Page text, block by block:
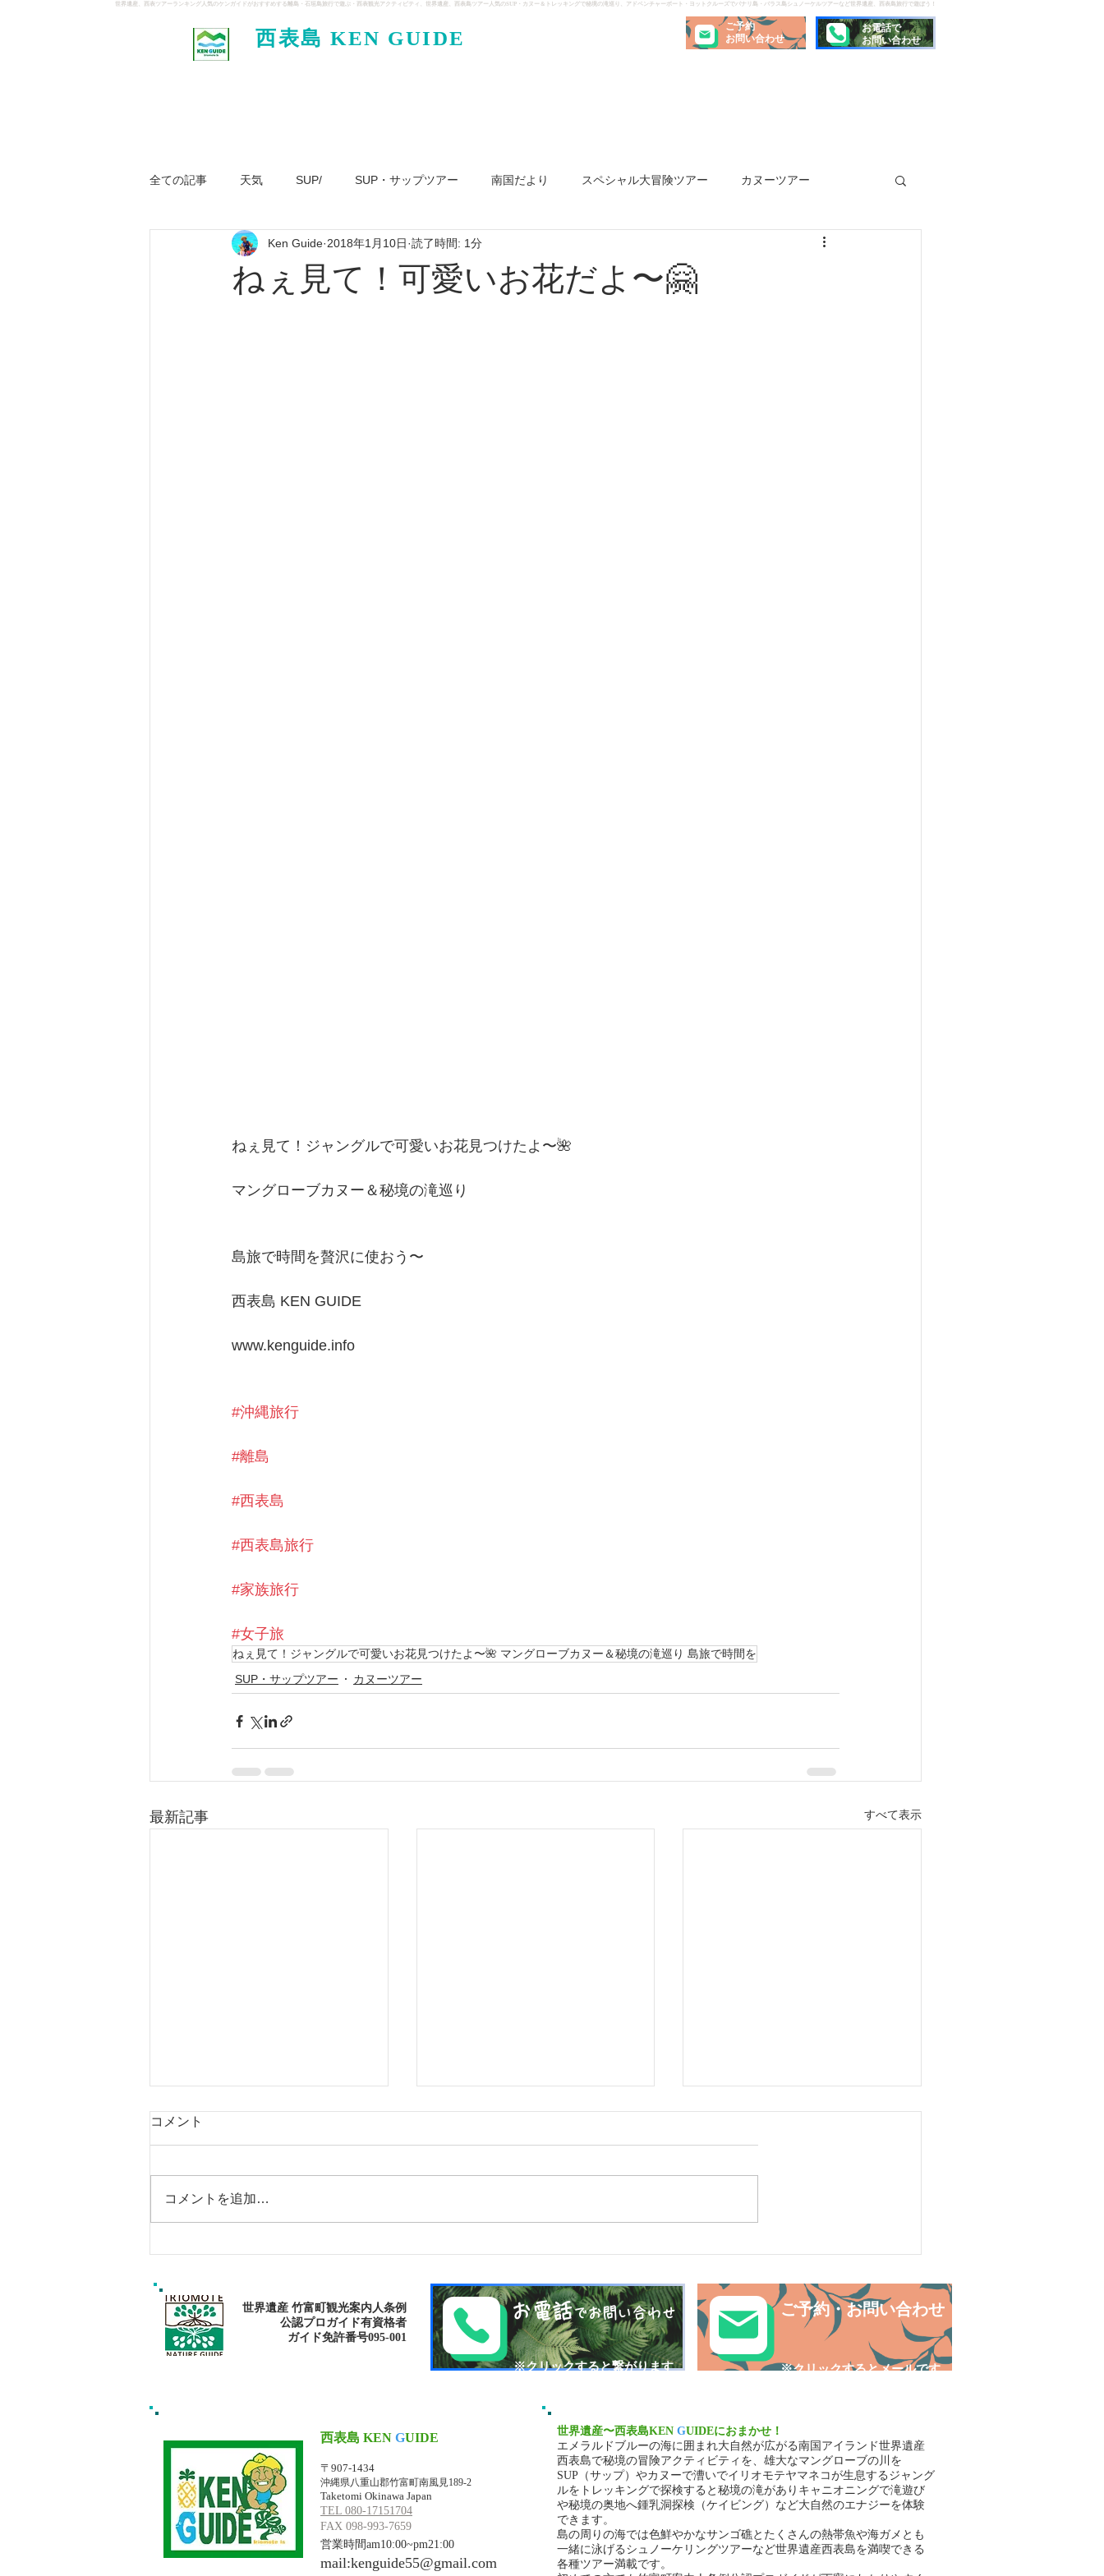
世界遺産、西表ツアーランキング人気のケンガイドがおすすめする離島・石垣島旅行で遊ぶ・西表観光アクティビティ、世界遺産、西表島ツアー人気のSUP・カヌー＆トレッキングで秘境の滝巡り、アドベンチャーボート・ヨットクルーズでパナリ島・バラス島シュノーケルツアーなど世界遺産、西表島旅行で遊ぼう！
西表島 KEN GUIDE
ご予約
お問い合わせ
お電話で
お問い合わせ
全ての記事 天気 SUP/ SUP・サップツアー 南国だより スペシャル大冒険ツアー カヌーツアー
ジャングル大冒険ツアー パナリ島 ヨット
ねぇ見て！可愛いお花だよ〜🤗
Ken Guide 2018年1月10日 読了時間: 1分
ねぇ見て！ジャングルで可愛いお花見つけたよ〜🌺
マングローブカヌー＆秘境の滝巡り
島旅で時間を贅沢に使おう〜
西表島 KEN GUIDE
www.kenguide.info
#沖縄旅行
#離島
#西表島
#西表島旅行
#家族旅行
#女子旅
ねぇ見て！ジャングルで可愛いお花見つけたよ〜🌺 マングローブカヌー＆秘境の滝巡り 島旅で時間を
SUP・サップツアー
カヌーツアー
最新記事 すべて表示
コメント
コメントを追加…
世界遺産 竹富町観光案内人条例
公認プロガイド有資格者
​ガイド免許番号095-001​​
お電話でお問い合わせ
​※クリックすると繋がります
ご予約・お問い合わせ
​※クリックするとメールです
西表島 KEN GUIDE
〒907-1434
沖縄県八重山郡竹富町南風見189-2
Taketomi Okinawa Japan
TEL 080-17151704
FAX 098-993-7659
営業時間am10:00~pm21:00
mail:kenguide55@gmail.com
世界遺産〜西表島KEN GUIDEにおまかせ！
エメラルドブルーの海に囲まれ大自然が広がる南国アイランド世界遺産
西表島で秘境の冒険アクティビティを、雄大なマングローブの川を
SUP（サップ）やカヌーで漕いでイリオモテヤマネコが生息するジャング
ルをトレッキングで探検すると秘境の滝がありキャニオニングで滝遊び
や秘境の奥地へ鍾乳洞探検（ケイビング）など大自然のエナジーを体験
できます。
島の周りの海では色鮮やかなサンゴ礁とたくさんの熱帯魚や海ガメとも
一緒に泳げるシュノーケリングツアーなど世界遺産西表島を満喫できる
各種ツアー満載です。